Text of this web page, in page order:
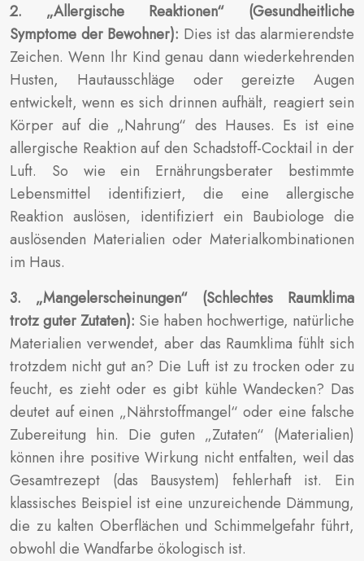
2. „Allergische Reaktionen“ (Gesundheitliche
Symptome der Bewohner): Dies ist das alarmierendste
Zeichen. Wenn Ihr Kind genau dann wiederkehrenden
Husten, Hautausschläge oder gereizte Augen
entwickelt, wenn es sich drinnen aufhält, reagiert sein
Körper auf die „Nahrung“ des Hauses. Es ist eine
allergische Reaktion auf den Schadstoff-Cocktail in der
Luft. So wie ein Ernährungsberater bestimmte
Lebensmittel identifiziert, die eine allergische
Reaktion auslösen, identifiziert ein Baubiologe die
auslösenden Materialien oder Materialkombinationen
im Haus.
3. „Mangelerscheinungen“ (Schlechtes Raumklima
trotz guter Zutaten): Sie haben hochwertige, natürliche
Materialien verwendet, aber das Raumklima fühlt sich
trotzdem nicht gut an? Die Luft ist zu trocken oder zu
feucht, es zieht oder es gibt kühle Wandecken? Das
deutet auf einen „Nährstoffmangel“ oder eine falsche
Zubereitung hin. Die guten „Zutaten“ (Materialien)
können ihre positive Wirkung nicht entfalten, weil das
Gesamtrezept (das Bausystem) fehlerhaft ist. Ein
klassisches Beispiel ist eine unzureichende Dämmung,
die zu kalten Oberflächen und Schimmelgefahr führt,
obwohl die Wandfarbe ökologisch ist.